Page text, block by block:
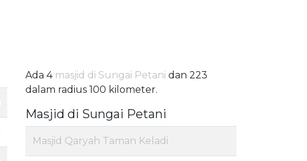
Ada 4 masjid di Sungai Petani dan 223
dalam radius 100 kilometer.
Masjid di Sungai Petani
Masjid Qaryah Taman Keladi